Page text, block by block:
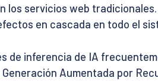
servicios web
en cascada en todo el
de inferencia de IA
Aumentada por